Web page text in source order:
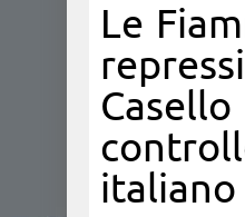
Le
italiano